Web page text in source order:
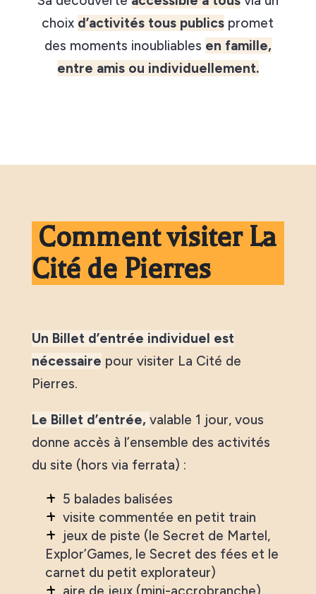
choix d’activités tous publics promet
des moments inoubliables en famille,
entre amis ou individuellement.
Comment visiter La
Cité de Pierres
Un Billet d’entrée individuel est
nécessaire pour visiter La Cité de
Pierres.
Le Billet d’entrée, valable 1 jour, vous
donne accès à l’ensemble des activités
du site (hors via ferrata) :
5 balades balisées
visite commentée en petit train
jeux de piste (le Secret de Martel,
Explor’Games, le Secret des fées et le
carnet du petit explorateur)